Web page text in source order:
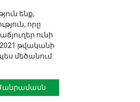
ենք,
որը
ունի
թվականի
մեծանում